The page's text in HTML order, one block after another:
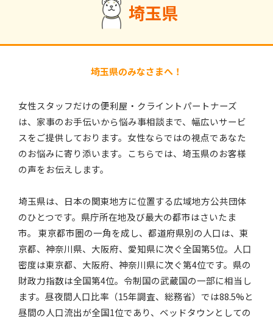
埼玉県
埼玉県のみなさまへ！
女性スタッフだけの便利屋・クライントパートナーズ
は、家事のお手伝いから悩み事相談まで、幅広いサービ
スをご提供しております。女性ならではの視点であなた
のお悩みに寄り添います。こちらでは、埼玉県のお客様
の声をお伝えします。
埼玉県は、日本の関東地方に位置する広域地方公共団体
のひとつです。県庁所在地及び最大の都市はさいたま
市。 東京都市圏の一角を成し、都道府県別の人口は、東
京都、神奈川県、大阪府、愛知県に次ぐ全国第5位。人口
密度は東京都、大阪府、神奈川県に次ぐ第4位です。県の
財政力指数は全国第4位。令制国の武蔵国の一部に相当し
ます。昼夜間人口比率（15年調査、総務省）では88.5%と
昼間の人口流出が全国1位であり、ベッドタウンとしての